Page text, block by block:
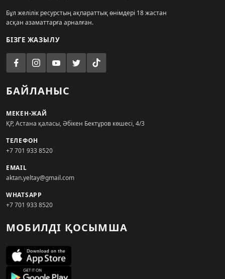
Бұл желілік ресурстың ақпараттық өнімдері 18 жастан
асқан азаматтарға арналған.
БІЗГЕ ЖАЗЫЛУ
БАЙЛАНЫС
МЕКЕН-ЖАЙ
ҚР, Астана қаласы, Әбікен Бектұров көшесі, 4/3
ТЕЛЕФОН
+7 701 933 8520
EMAIL
aktan.yeltay@gmail.com
WHATSAPP
+7 701 933 8520
МОБИЛДІ ҚОСЫМША